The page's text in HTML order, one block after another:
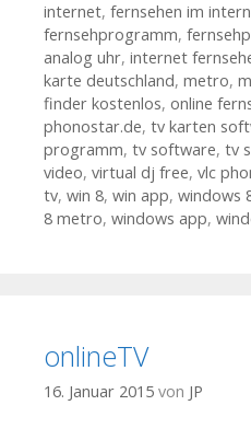
internet, fernsehen im
fernsehprogramm,
analog uhr, internet
karte deutschland, metro,
finder kostenlos, online
phonostar.de, tv karten
programm, tv software, tv
video, virtual dj free, vlc
tv, win 8, win app, windows
8 metro, windows app,
onlineTV
16. Januar 2015 von JP